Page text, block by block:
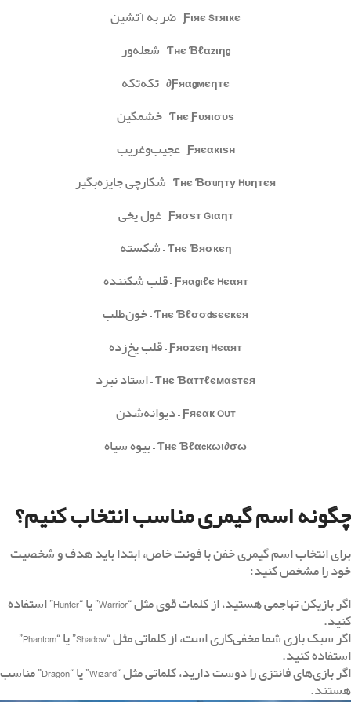
Ƒιяє Sтяιкє– ضربه آتشین
Ƭнє Ɓℓαzιηg– شعله‌ور
Ƒяαgмєηтє∂ – تکه‌تکه
Ƭнє Ƒυяισυѕ– خشمگین
Ƒяєαкιѕн– عجیب‌وغریب
Ƭнє Ɓσuηту Hυηтєя– شکارچی جایزه‌بگیر
Ƒяσѕт Gιαηт– غول یخی
Ƭнє Ɓяσкєη– شکسته
Ƒяαgιℓє Hєαят– قلب شکننده
Ƭнє Ɓℓσσdѕєєкєя– خون‌طلب
Ƒяσzєη Hєαят– قلب یخ‌زده
Ƭнє Ɓαттℓємαѕтєя– استاد نبرد
Ƒяєαк Oυт– دیوانه‌شدن
Ƭнє Ɓℓαcкωι∂σω– بیوه سیاه
چگونه اسم گیمری مناسب انتخاب کنیم؟
برای انتخاب اسم گیمری خفن با فونت خاص، ابتدا باید هدف و شخصیت
خود را مشخص کنید:
اگر بازیکن تهاجمی هستید، از کلمات قوی مثل “Warrior” یا “Hunter” استفاده
کنید.
اگر سبک بازی شما مخفی‌کاری است، از کلماتی مثل “Shadow” یا “Phantom”
استفاده کنید.
اگر بازی‌های فانتزی را دوست دارید، کلماتی مثل “Wizard” یا “Dragon” مناسب
هستند.